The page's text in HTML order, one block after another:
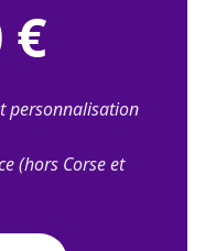
€
personnalisation
(hors Corse et